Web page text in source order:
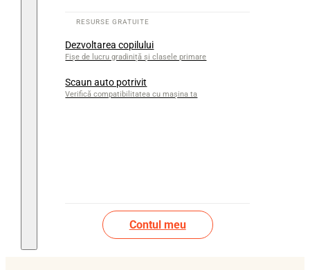
Dezvoltarea copilului
Fișe de lucru gradiniță și clasele primare
Scaun auto potrivit
Verifică compatibilitatea cu mașina ta
Contul meu